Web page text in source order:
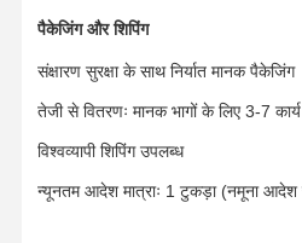
खुदाई करने वाली बाल्टी
बाल्टी दांत
डोजर कटिंग एज
पैकेजिंग और शिपिंग
संक्षारण सुरक्षा के साथ निर्यात मानक पैकेजिंग
तेजी से वितरणः मानक भागों के लिए 3-7
विश्वव्यापी शिपिंग उपलब्ध
न्यूनतम आदेश मात्राः 1 टुकड़ा (नमूना आदेश